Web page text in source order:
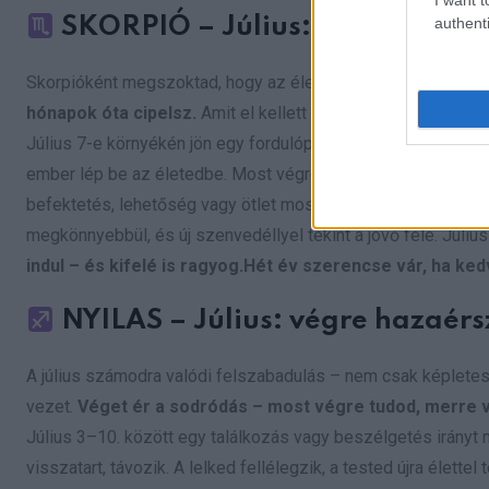
SKORPIÓ – Július:
Skorpióként megszoktad, hogy az élet mélyre visz – de
hónapok óta cipelsz. Amit el kellett engedned, most
Július 7-e környékén jön egy fordulópont, ami
ember lép be az életedbe. Most végre nem bújsz el –
befektetés, lehetőség vagy ötlet most pénzt hozhat.
megkönnyebbül, és új szenvedéllyel tekint a jövő felé.
indul – és kifelé is ragyog.Hét év szerencse vár, ha
NYILAS – Július: végre
A július számodra valódi felszabadulás – nem csak
vezet. Véget ér a sodródás – most végre tudod, merre
Július 3–10. között egy találkozás vagy beszélgetés irányt
visszatart, távozik. A lelked fellélegzik, a tested újra élettel